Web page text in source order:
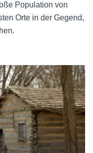
Population von
Orte in der Gegend,